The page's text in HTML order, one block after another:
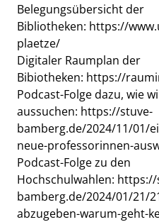
Belegungsübersicht der
Bibliotheken: https://
plaetze/
Digitaler Raumplan der
Bibiotheken: https://
Podcast-Folge dazu, wie
aussuchen: https://stuve-
bamberg.de/2024/11/01/
neue-professorinnen-
Podcast-Folge zu den
Hochschulwahlen: https://
bamberg.de/2024/01/21/
abzugeben-warum-geht-